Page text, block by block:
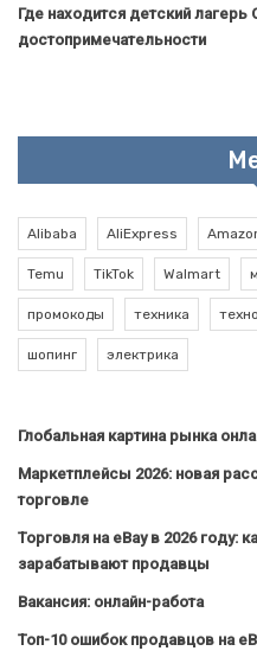
Где находится детский
достопримечательности
Alibaba AliExpress
Temu TikTok Walmart
промокоды техника
шопинг электрика
Глобальная картина рынка
Маркетплейсы 2026: новая
торговле
Торговля на eBay в 2026 году:
зарабатывают продавцы
Вакансия: онлайн-работа
Топ-10 ошибок продавцов на